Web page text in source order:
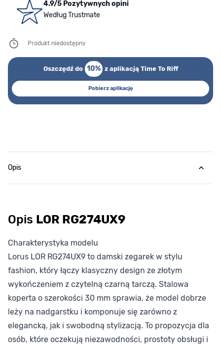
4.9/5 Pozytywnych opini
Według Trustmate
Produkt niedostępny
Oszczędź do 10% z aplikacją Time To Riff
Pobierz aplikację
Opis
Opis LOR RG274UX9
Charakterystyka modelu
Lorus LOR RG274UX9 to damski zegarek w stylu
fashion, który łączy klasyczny design ze złotym
wykończeniem z czytelną czarną tarczą. Stalowa
koperta o szerokości 30 mm sprawia, że model dobrze
leży na nadgarstku i komponuje się zarówno z
elegancką, jak i swobodną stylizacją. To propozycja dla
osób, które oczekują niezawodności, prostoty obsługi i